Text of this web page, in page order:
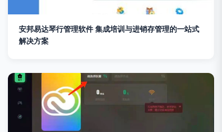
安邦易达琴行管理软件 集成培训与进销存管理的一站式
解决方案